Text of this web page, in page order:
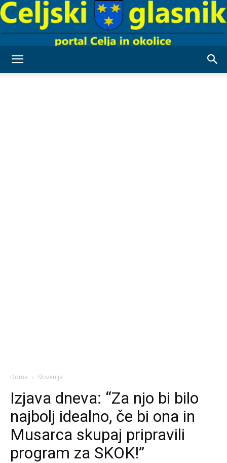
Doma Slovenija
Izjava dneva: “Za njo bi bilo
najbolj idealno, če bi ona in
Musarca skupaj pripravili
program za SKOK!”